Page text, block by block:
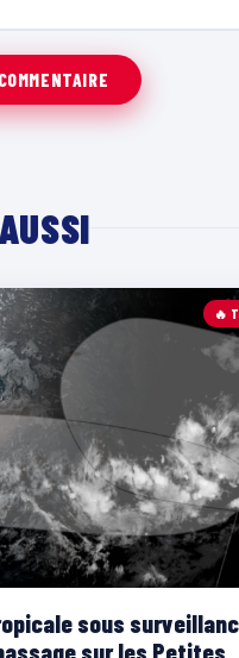
🔥
sous
sur les Petites